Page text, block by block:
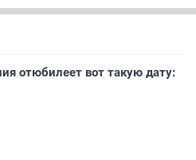
отюбилеет вот такую дату: